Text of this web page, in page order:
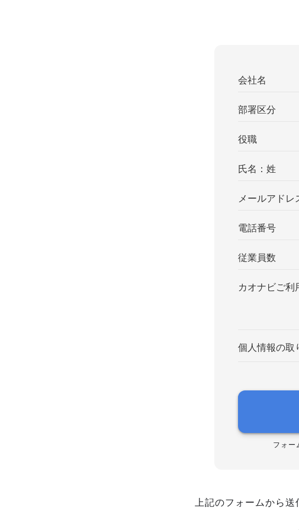
会社名
部署区分
役職
氏名：姓
メールアドレ
電話番号
従業員数
カオナビご利
個人情報の取
フォー
上記のフォームから送